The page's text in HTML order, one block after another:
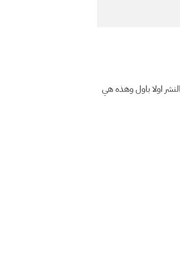
اولا باول وهذه هي